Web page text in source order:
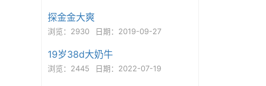
探金金大爽
浏览：2930 日期：2019-09-27
19岁38d大奶牛
浏览：2445 日期：2022-07-19